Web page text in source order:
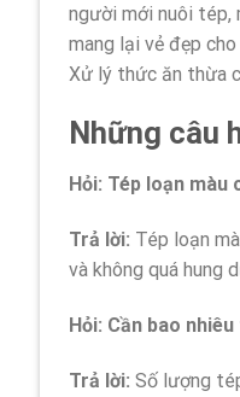
người mới nuôi tép,
mang lại vẻ đẹp
Xử lý thức ăn thừa
Những câu
Hỏi: Tép loạn
Trả lời: Tép loạn
và không quá hung
Hỏi: Cần bao
Trả lời: Số lượng